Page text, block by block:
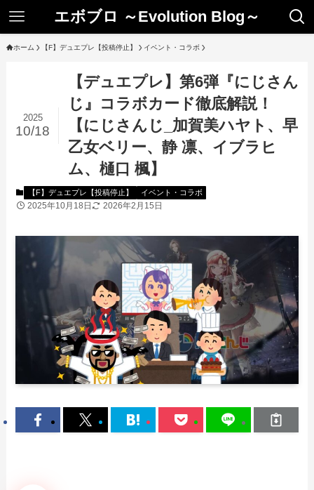
エボブロ ～Evolution Blog～
ホーム 【F】デュエプレ【投稿停止】 イベント・コラボ
【デュエプレ】第6弾『にじさん
じ』コラボカード徹底解説！
【にじさんじ_加賀美ハヤト、早
乙女ベリー、静 凛、イブラヒ
ム、樋口 楓】
2025
10/18
【F】デュエプレ【投稿停止】 イベント・コラボ
2025年10月18日 2026年2月15日